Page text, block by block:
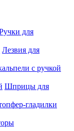
для
Лезвия для
с ручкой
Шприцы для
гладилки